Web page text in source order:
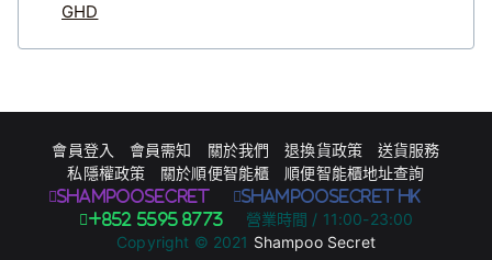
GHD
會員登入 會員需知 關於我們 退換貨政策
送貨服務
私隱權政策
關於順便智能櫃 順便智能櫃地址查詢
Shampoosecret
ShampooSecret HK
+852 5595 8773營業時間 / 11:00-23:00
Copyright © 2021 Shampoo Secret